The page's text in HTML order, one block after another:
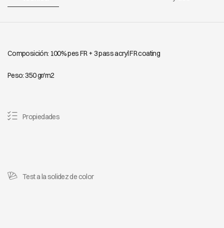
Composición: 100% pes FR + 3 pass acryl FR coating
Peso: 350 gr/m2
Propiedades
Test a la solidez de color